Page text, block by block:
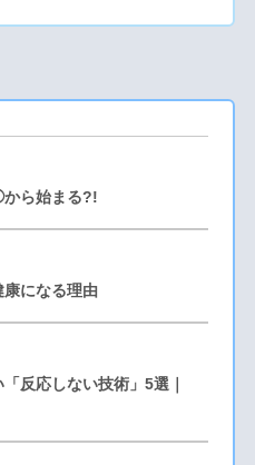
ら始まる?!
になる理由
反応しない技術」5選｜